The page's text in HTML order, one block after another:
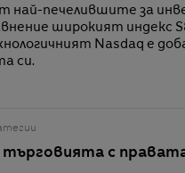
най-печелившите за
широкият индекс
Nasdaq е
си.
търговията с